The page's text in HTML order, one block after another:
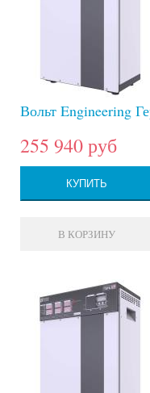
Вольт Engineering
255 940 руб
КУПИТЬ
В КОРЗИНУ